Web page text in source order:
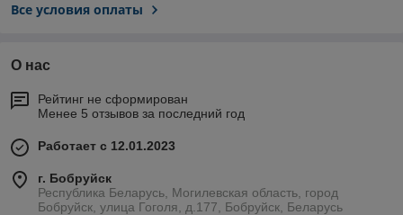
Все условия оплаты
О нас
Рейтинг не сформирован
Менее 5 отзывов за последний год
Работает с 12.01.2023
г. Бобруйск
Республика Беларусь, Могилевская область, город
Бобруйск, улица Гоголя, д.177, Бобруйск, Беларусь